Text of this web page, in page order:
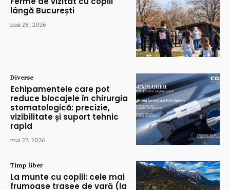
lângă București
mai 28, 2026
Diverse
Echipamentele care pot
reduce blocajele în chirurgia
stomatologică: precizie,
vizibilitate și suport tehnic
rapid
mai 27, 2026
Timp liber
La munte cu copiii: cele mai
frumoase trasee de vară (la